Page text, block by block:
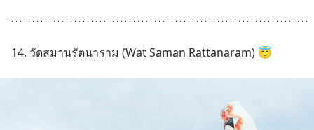
14. วัดสมานรัตนาราม (Wat Saman Rattanaram) 😇